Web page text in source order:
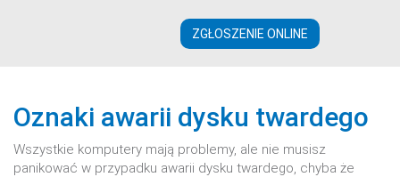
ZGŁOSZENIE ONLINE
Oznaki awarii dysku twardego
Wszystkie komputery mają problemy, ale nie musisz
panikować w przypadku awarii dysku twardego, chyba że